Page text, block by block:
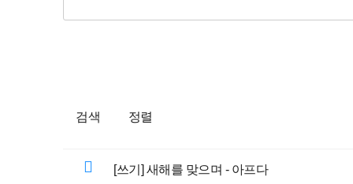
검색 정렬
[쓰기] 새해를 맞으며 - 아프다